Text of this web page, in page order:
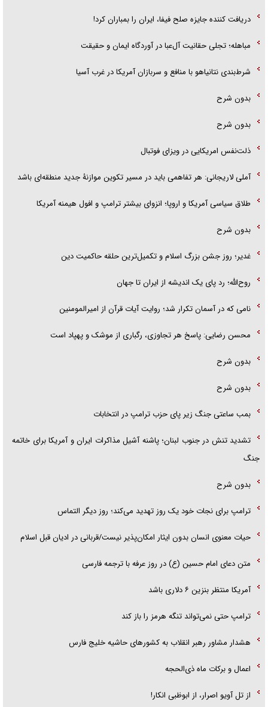
دریافت کننده جایزه صلح فیفا، ایران را بمباران کرد!
مباهله؛ تجلی حقانیت آل‌عبا در آوردگاه ایمان و حقیقت
شرط‌بندی نتانیاهو با منافع و سربازان آمریکا در غرب آسیا
بدون شرح
بدون شرح
ذلت‌نفس امریکایی در ویزای فوتبال
آملی لاریجانی: هر تفاهمی باید در مسیر تکوین موازنۀ جدید منطقه‌ای باشد
طلاق سیاسی آمریکا و اروپا؛ انزوای بیشتر ترامپ و افول هیمنه آمریکا
بدون شرح
غدیر؛ روز جشن بزرگ اسلام و تکمیل‌ترین حلقه حاکمیت دین
روح‌الله؛ رد پای یک اندیشه از ایران تا جهان
نامی که در آسمان تکرار شد؛ روایت آیات قرآن از امیرالمومنین
محسن رضایی: پاسخ هر تجاوزی، رگباری از موشک و پهپاد است
بدون شرح
بدون شرح
بمب ساعتی جنگ زیر پای حزب ترام‍پ در انتخابات
تشدید تنش در جنوب لبنان؛ پاشنه آشیل مذاکرات ایران و آمریکا برای خاتمه
جنگ
بدون شرح
ترامپ برای نجات خود یک روز تهدید می‌کند؛ روز دیگر التماس
حیات معنوی انسان بدون ایثار امکان‌پذیر نیست/قربانی در ادیان قبل اسلام
متن دعای امام حسین (ع) در روز عرفه با ترجمه فارسی
آمریکا منتظر بنزین ۶ دلاری باشد
ترامپ حتی نمی‌تواند تنگه هرمز را باز کند
هشدار مشاور رهبر انقلاب به کشور‌های حاشیه خلیج فارس
اعمال و برکات ماه ذی‌الحجه
از تل آویو اصرار، از ابوظبی انکار!